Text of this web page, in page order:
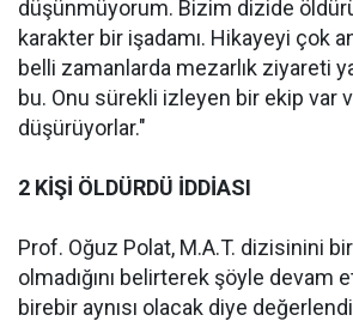
düşünmüyorum. Bizim dizide
karakter bir işadamı. Hikayeyi çok
belli zamanlarda mezarlık ziyareti
bu. Onu sürekli izleyen bir ekip var
düşürüyorlar."
2 KİŞİ ÖLDÜRDÜ İDDİASI
Prof. Oğuz Polat, M.A.T. dizisinini
olmadığını belirterek şöyle devam
birebir aynısı olacak diye